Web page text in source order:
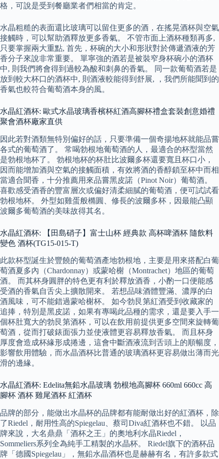
格，可說是受到餐廳業者們相當的肯定。
水晶粗糙的表面還比玻璃可以留住更多的酒，在搖晃酒杯與空氣
接觸時，可以幫助酒釋放更多香氣。 不管市面上酒杯種類再多,
只要掌握兩大重點, 首先，杯碗的大小和形狀對於傳遞酒液的芳
香分子來說非常重要。 單寧強的酒若是被裝窄身杯碗小的酒杯
中, 則我們將會得到過較為酸和刺鼻的香氣。 同一款葡萄酒若是
放到較大杯口的酒杯中, 則酒液較能得到舒展, ，我們所能聞到的
香氣也較符合葡萄酒本身的風。
水晶紅酒杯: 歐式水晶玻璃香檳杯紅酒高腳杯禮盒套裝創意婚禮
聚會酒杯廠家直供
因此若對酒類無特別偏好的話，只要準備一個奇揚地杯就能品嘗
各式的葡萄酒了。 常喝勃根地葡萄酒的人，最適合的杯型當然
是勃根地杯了。 勃根地杯的杯肚比波爾多杯還要寬且杯口小，
因而能增加酒與空氣的接觸面積，有效將酒的香醇鎖至杯中而相
當適合聞香，十分推薦用來品嘗黑皮諾（Pinot Noir）葡萄酒。
喜歡感受酒香的豐富層次或偏好清柔細膩的葡萄酒，便可試試看
勃根地杯。 外型如雞蛋般橢圓、修長的波爾多杯，因最能凸顯
波爾多葡萄酒的美味故得其名。
水晶紅酒杯: 【田島硝子】富士山杯 經典款 高杯啤酒杯 隨飲料
變色 酒杯(TG15-015-T)
此款杯型誕生於豐饒的葡萄酒產地勃根地，主要是用來搭配白葡
萄酒夏多內（Chardonnay）或蒙哈榭（Montrachet）地區的葡萄
酒。 而其杯身圓胖的特色更有利於釋放酒香，小酌一口便能感
受酒的香氣自舌尖上擴散開來。 若想品味酒體豐滿、濃厚的白
酒風味，可不能錯過蒙哈榭杯。 如今勃艮第紅酒受到收藏家的
追捧，特別是黑皮諾，如果有專喝此品種的需求，還是要入手一
個杯肚寬大的勃艮第酒杯，可以在飲用前提供更多空間來旋轉葡
萄酒，從而打破錶面張力並使液體更容易釋放香氣。 而且杯身
厚度會造成杯緣形成捲邊，這會中斷酒液流到舌頭上的順暢度，
影響飲用體驗，而水晶酒杯比普通的玻璃酒杯更容易做出薄而光
滑的邊緣。
水晶紅酒杯: Edelita無鉛水晶玻璃 勃根地高腳杯 660ml 660cc 高
腳杯 酒杯 雞尾酒杯 紅酒杯
品牌的部分，能做出水晶杯的品牌都有能耐做出好的紅酒杯，除
了Riedel，耐用性高的Spiegelau、蔡司Diva紅酒杯也不錯。 以品
牌來說，大名鼎鼎「酒杯之王」的奧地利水晶Riedel，
Sommeliers系列全為純手工精製的水晶杯。 Riedel旗下的酒杯品
牌「德國Spiegelau」，無鉛水晶酒杯也是赫赫有名，有許多款式